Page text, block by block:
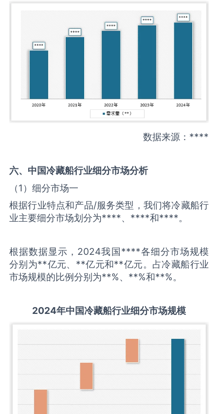
数据来源：****
六、中国冷藏船行业细分市场分析
（1）细分市场一
根据行业特点和产品/服务类型，我们将冷藏船行
业主要细分市场划分为****、****和****。
根据数据显示，2024我国****各细分市场规模
分别为**亿元、**亿元和**亿元。占冷藏船行业
市场规模的比例分别为**%、**%和**%。
2024年中国冷藏船行业细分市场规模